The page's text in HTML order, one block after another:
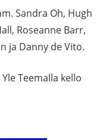
Sandra Oh, Hugh
Roseanne Barr,
ja Danny de Vito.
Teemalla kello